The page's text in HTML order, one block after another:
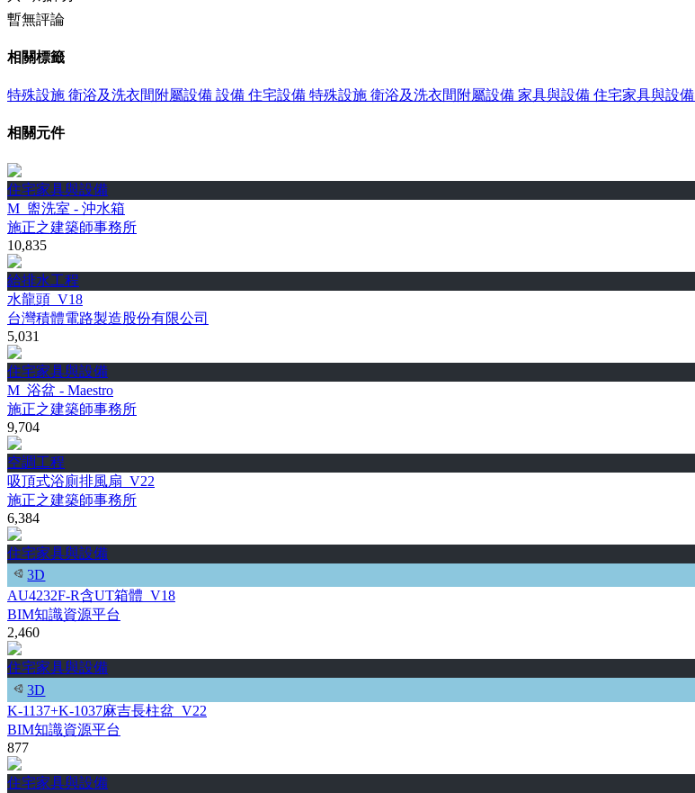
暫無評論
相關標籤
特殊設施 衛浴及洗衣間附屬設備 設備 住宅設備 特殊設施 衛浴及洗衣間附屬設備 家具與設備 住宅家具與設備
相關元件
住宅家具與設備
M_盥洗室 - 沖水箱
施正之建築師事務所
10,835
給排水工程
水龍頭_V18
台灣積體電路製造股份有限公司
5,031
住宅家具與設備
M_浴盆 - Maestro
施正之建築師事務所
9,704
空調工程
吸頂式浴廁排風扇_V22
施正之建築師事務所
6,384
住宅家具與設備
3D
AU4232F-R含UT箱體_V18
BIM知識資源平台
2,460
住宅家具與設備
3D
K-1137+K-1037麻吉長柱盆_V22
BIM知識資源平台
877
住宅家具與設備